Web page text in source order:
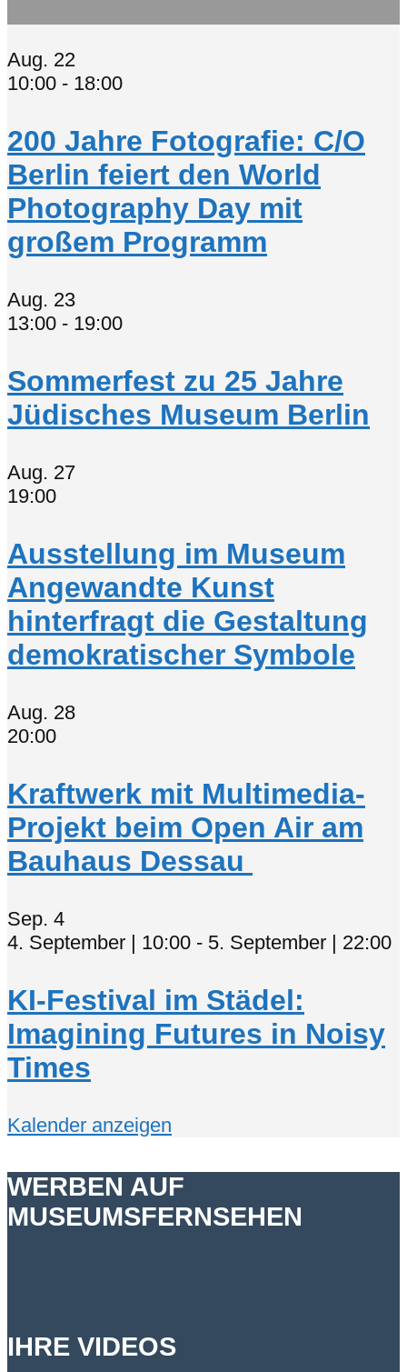
Aug. 22
10:00 - 18:00
200 Jahre Fotografie: C/O
Berlin feiert den World
Photography Day mit
großem Programm
Aug. 23
13:00 - 19:00
Sommerfest zu 25 Jahre
Jüdisches Museum Berlin
Aug. 27
19:00
Ausstellung im Museum
Angewandte Kunst
hinterfragt die Gestaltung
demokratischer Symbole
Aug. 28
20:00
Kraftwerk mit Multimedia-
Projekt beim Open Air am
Bauhaus Dessau
Sep. 4
4. September | 10:00 - 5. September | 22:00
KI-Festival im Städel:
Imagining Futures in Noisy
Times
Kalender anzeigen
WERBEN AUF
MUSEUMSFERNSEHEN
IHRE VIDEOS